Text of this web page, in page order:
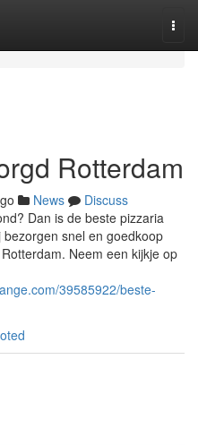
Rotterdam
News
Discuss
Dan is de beste pizzaria
snel en goedkoop
Neem een kijkje op
39585922/beste-